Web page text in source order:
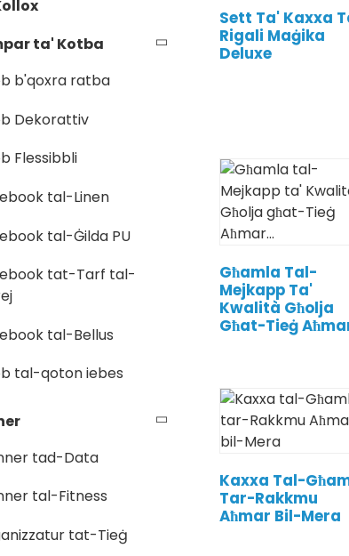
ta' Kotba
b'qoxra ratba
Dekorattiv
Flessibbli
tal-Linen
tal-Ġilda PU
tat-Tarf tal-
tal-Bellus
tal-qoton iebes
tad-Data
tal-Fitness
tat-Tieġ
Sett Ta' Kaxxa
Rigali Maġika
Deluxe
Għamla Tal-
Mejkapp Ta'
Kwalità Għolja
Għat-Tieġ
Kaxxa Tal-
Tar-Rakkmu
Aħmar Bil-Mera